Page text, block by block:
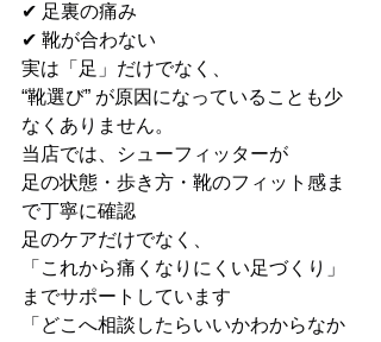
✔︎ 足裏の痛み
✔︎ 靴が合わない
実は「足」だけでなく、
“靴選び” が原因になっていることも少
なくありません。
当店では、シューフィッターが
足の状態・歩き方・靴のフィット感ま
で丁寧に確認
足のケアだけでなく、
「これから痛くなりにくい足づくり」
までサポートしています
「どこへ相談したらいいかわからなか